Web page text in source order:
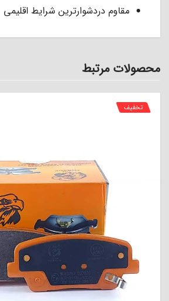
مقاوم دردشوارترین شرایط اقلیمی
محصولات مرتبط
تخفیف